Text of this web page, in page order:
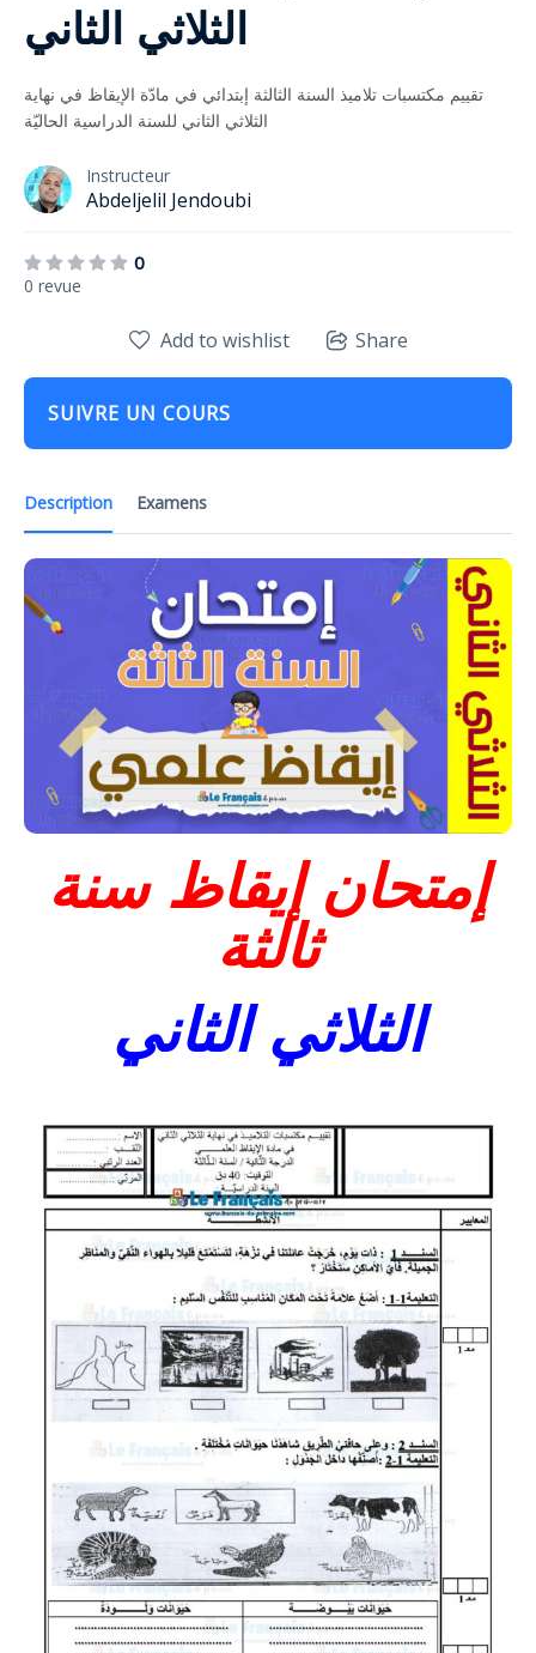
الثلاثي الثاني
تقييم مكتسبات تلاميذ السنة الثالثة إبتدائي في مادّة الإيقاظ في نهاية
الثلاثي الثاني للسنة الدراسية الحاليّة
Instructeur
Abdeljelil Jendoubi
0
0 revue
Description Examens
إمتحان إيقاظ سنة
ثالثة
الثلاثي الثاني
Add to wishlist Share
SUIVRE UN COURS